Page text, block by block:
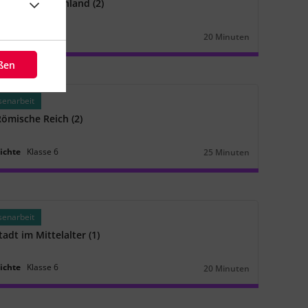
Griechenland (2)
Dauer:
20 Minuten
Reich (2)
Klasse 6
Dauer:
25 Minuten
im Mittelalter (1)
Klasse 6
Dauer:
20 Minuten